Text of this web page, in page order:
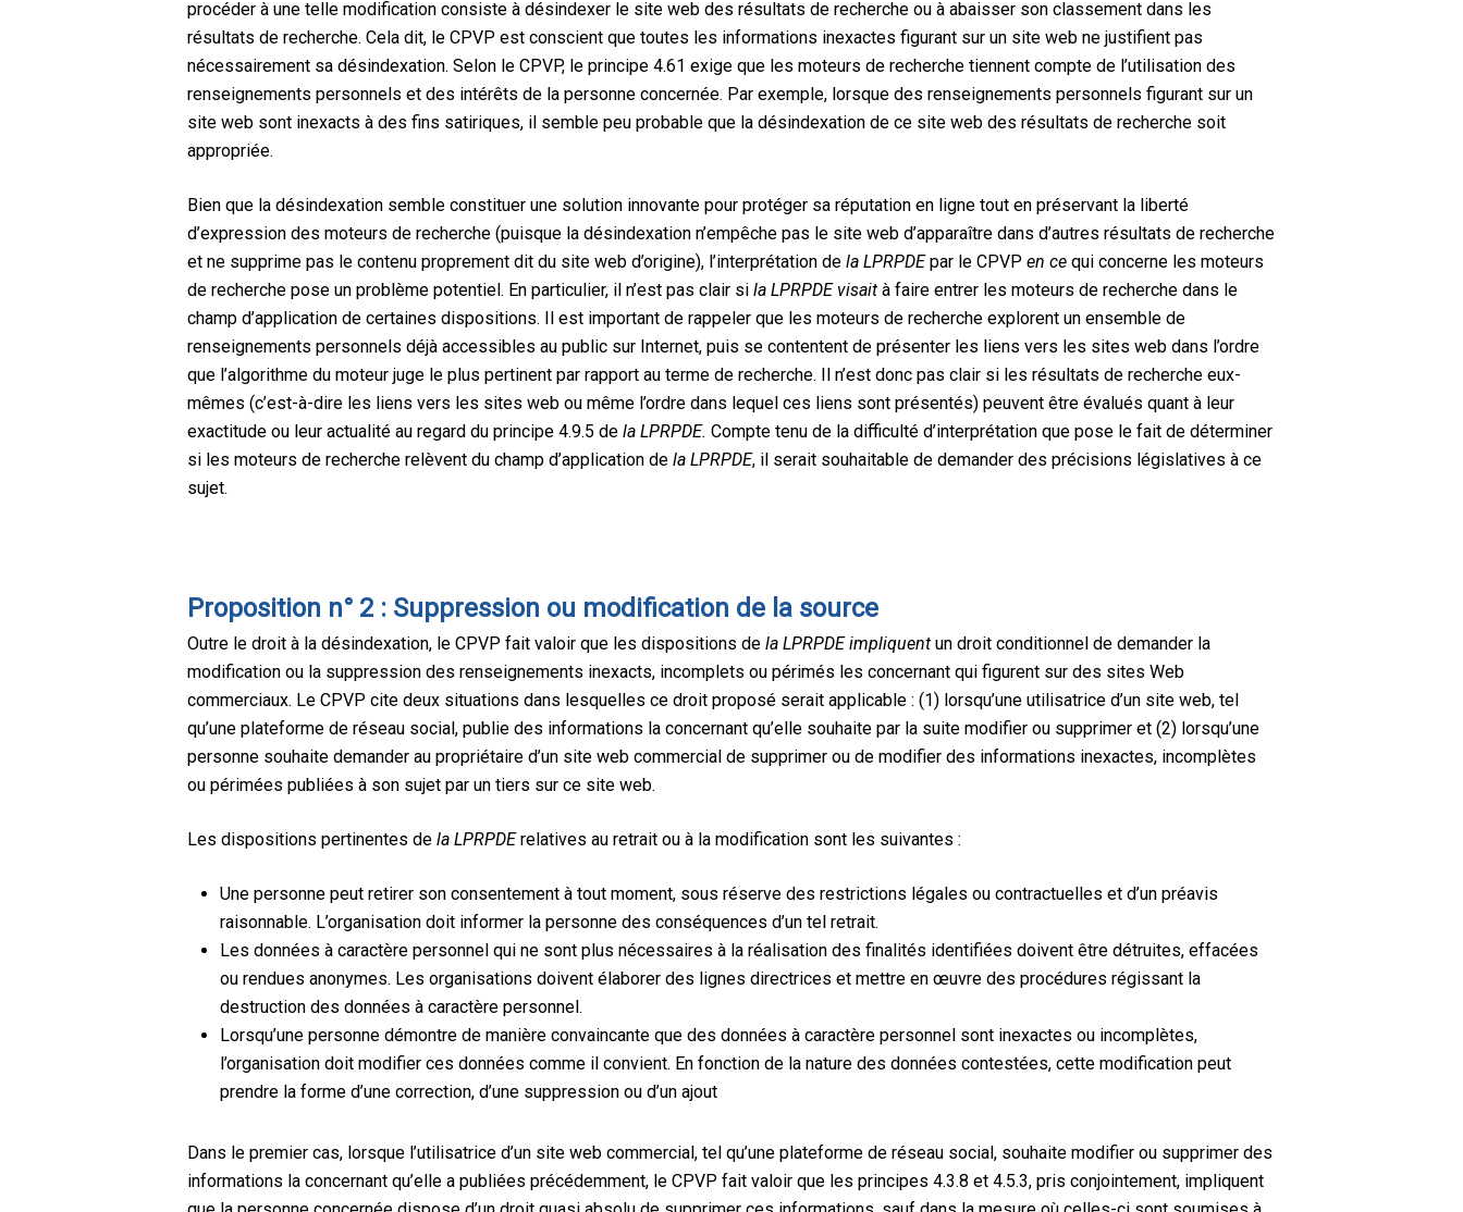
procéder à une telle modification consiste à désindexer le site web des résultats de recherche ou à abaisser son classement dans les
résultats de recherche. Cela dit, le CPVP est conscient que toutes les informations inexactes figurant sur un site web ne justifient pas
nécessairement sa désindexation. Selon le CPVP, le principe 4.61 exige que les moteurs de recherche tiennent compte de l’utilisation des
renseignements personnels et des intérêts de la personne concernée. Par exemple, lorsque des renseignements personnels figurant sur un
site web sont inexacts à des fins satiriques, il semble peu probable que la désindexation de ce site web des résultats de recherche soit
appropriée.
Bien que la désindexation semble constituer une solution innovante pour protéger sa réputation en ligne tout en préservant la liberté
d’expression des moteurs de recherche (puisque la désindexation n’empêche pas le site web d’apparaître dans d’autres résultats de recherche
et ne supprime pas le contenu proprement dit du site web d’origine), l’interprétation dela LPRPDEpar le CPVPen cequi concerne les moteurs
de recherche pose un problème potentiel. En particulier, il n’est pas clair sila LPRPDE visaità faire entrer les moteurs de recherche dans le
champ d’application de certaines dispositions. Il est important de rappeler que les moteurs de recherche explorent un ensemble de
renseignements personnels déjà accessibles au public sur Internet, puis se contentent de présenter les liens vers les sites web dans l’ordre
que l’algorithme du moteur juge le plus pertinent par rapport au terme de recherche. Il n’est donc pas clair si les résultats de recherche eux-
mêmes (c’est-à-dire les liens vers les sites web ou même l’ordre dans lequel ces liens sont présentés) peuvent être évalués quant à leur
exactitude ou leur actualité au regard du principe 4.9.5 dela LPRPDE.Compte tenu de la difficulté d’interprétation que pose le fait de déterminer
si les moteurs de recherche relèvent du champ d’application dela LPRPDE, il serait souhaitable de demander des précisions législatives à ce
sujet.
Proposition n° 2 : Suppression ou modification de la source
Outre le droit à la désindexation, le CPVP fait valoir que les dispositions dela LPRPDE impliquentun droit conditionnel de demander la
modification ou la suppression des renseignements inexacts, incomplets ou périmés les concernant qui figurent sur des sites Web
commerciaux. Le CPVP cite deux situations dans lesquelles ce droit proposé serait applicable : (1) lorsqu’une utilisatrice d’un site web, tel
qu’une plateforme de réseau social, publie des informations la concernant qu’elle souhaite par la suite modifier ou supprimer et (2) lorsqu’une
personne souhaite demander au propriétaire d’un site web commercial de supprimer ou de modifier des informations inexactes, incomplètes
ou périmées publiées à son sujet par un tiers sur ce site web.
Les dispositions pertinentes dela LPRPDErelatives au retrait ou à la modification sont les suivantes :
Une personne peut retirer son consentement à tout moment, sous réserve des restrictions légales ou contractuelles et d’un préavis
raisonnable. L’organisation doit informer la personne des conséquences d’un tel retrait.
Les données à caractère personnel qui ne sont plus nécessaires à la réalisation des finalités identifiées doivent être détruites, effacées
ou rendues anonymes. Les organisations doivent élaborer des lignes directrices et mettre en œuvre des procédures régissant la
destruction des données à caractère personnel.
Lorsqu’une personne démontre de manière convaincante que des données à caractère personnel sont inexactes ou incomplètes,
l’organisation doit modifier ces données comme il convient. En fonction de la nature des données contestées, cette modification peut
prendre la forme d’une correction, d’une suppression ou d’un ajout
Dans le premier cas, lorsque l’utilisatrice d’un site web commercial, tel qu’une plateforme de réseau social, souhaite modifier ou supprimer des
informations la concernant qu’elle a publiées précédemment, le CPVP fait valoir que les principes 4.3.8 et 4.5.3, pris conjointement, impliquent